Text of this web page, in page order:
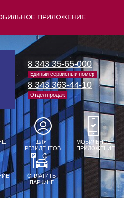
ПРИЛОЖЕНИЕ
8 343 35-65-000
Единый сервисный номер
8 343 363-44-10
Отдел продаж
ДЛЯ
РЕЗИДЕНТОВ
МОБИЛЬНОЕ
ПРИЛОЖЕНИЕ
ОПЛАТИТЬ
ПАРКИНГ